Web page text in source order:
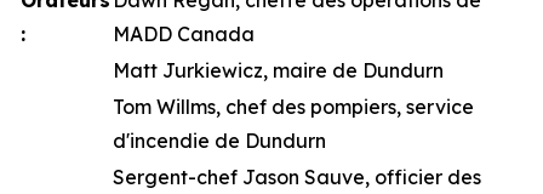
:
MADD Canada
Matt Jurkiewicz, maire de Dundurn
Tom Willms, chef des pompiers, service
d'incendie de Dundurn
Sergent-chef Jason Sauve, officier des